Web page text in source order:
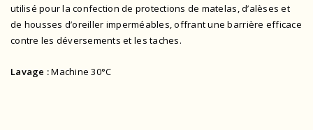
utilisé pour la confection de protections de matelas, d’alèses et
de housses d’oreiller imperméables, offrant une barrière efficace
contre les déversements et les taches.
Lavage :Machine 30°C